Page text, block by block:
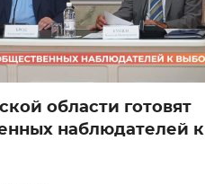
области готовят
наблюдателей к